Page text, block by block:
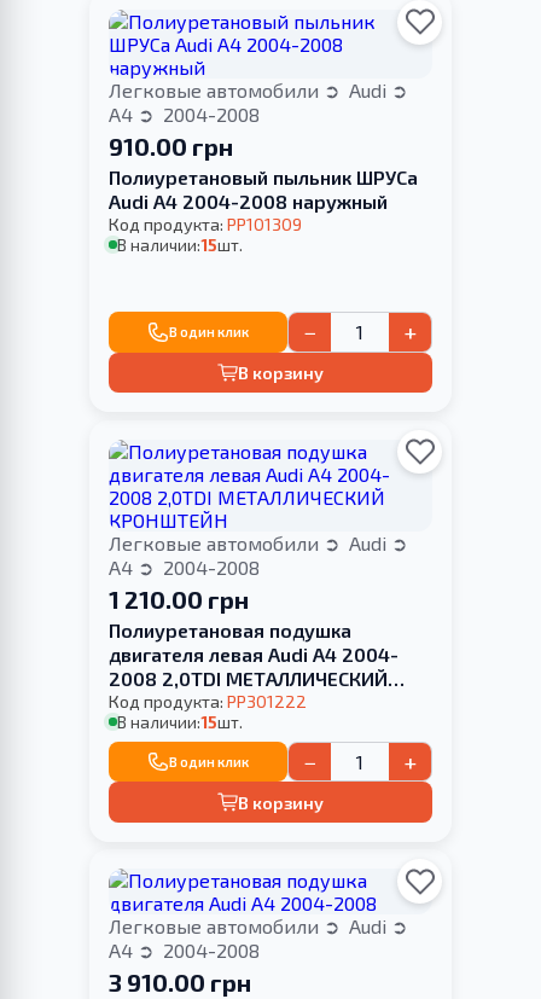
Легковые автомобили
Audi
A4
2004-2008
910.00 грн
Полиуретановый пыльник ШРУСа
Audi A4 2004-2008 наружный
Код продукта: PP101309
В наличии:15шт.
В один клик − +
В корзину
Легковые автомобили
Audi
A4
2004-2008
1 210.00 грн
Полиуретановая подушка
двигателя левая Audi A4 2004-
2008 2,0TDI МЕТАЛЛИЧЕСКИЙ
КРОНШТЕЙН
Код продукта: PP301222
В наличии:15шт.
В один клик − +
В корзину
Легковые автомобили
Audi
A4
2004-2008
3 910.00 грн